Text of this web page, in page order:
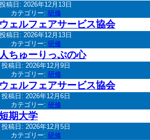
投稿日: 2026年12月13日
カテゴリー: 研修
ェルフェアサービス協会
投稿日: 2026年12月13日
カテゴリー: 研修
ちゅーりっぷの心
投稿日: 2026年12月9日
カテゴリー: 研修
ェルフェアサービス協会
投稿日: 2026年12月6日
カテゴリー: 研修
期大学
投稿日: 2026年12月5日
カテゴリー: 研修